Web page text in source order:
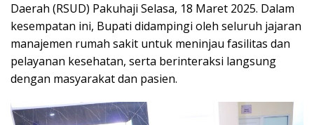
Daerah (RSUD) Pakuhaji Selasa, 18 Maret 2025. Dalam
kesempatan ini, Bupati didampingi oleh seluruh jajaran
manajemen rumah sakit untuk meninjau fasilitas dan
pelayanan kesehatan, serta berinteraksi langsung
dengan masyarakat dan pasien.